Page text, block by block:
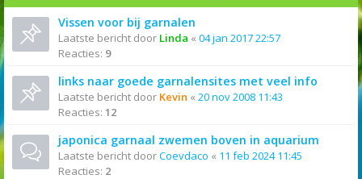
Vissen voor bij garnalen
Laatste bericht door Linda « 04 jan 2017 22:57
Reacties: 9
links naar goede garnalensites met veel info
Laatste bericht door Kevin « 20 nov 2008 11:43
Reacties: 12
japonica garnaal zwemen boven in aquarium
Laatste bericht doorCoevdaco « 11 feb 2024 11:45
Reacties: 2